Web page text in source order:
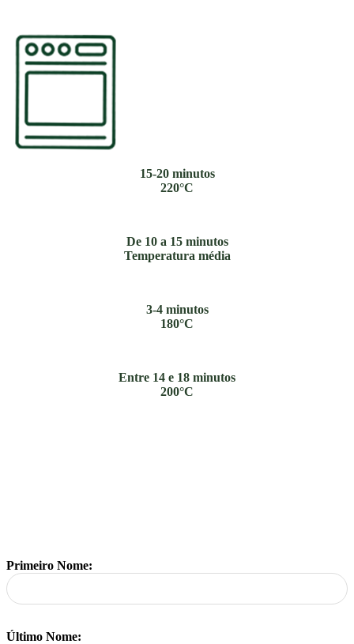
15-20 minutos
220°C
De 10 a 15 minutos
Temperatura média
3-4 minutos
180°C
Entre 14 e 18 minutos
200°C
Primeiro Nome:
Último Nome: